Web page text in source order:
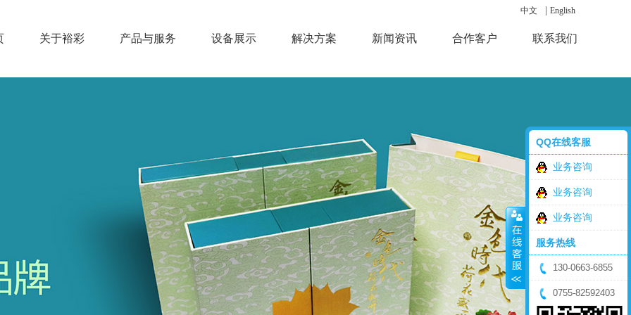
中文 English
关于裕彩 产品与服务 设备展示 解决方案 新闻资讯 合作客户 联系我们
QQ在线客服
业务咨询
业务咨询
业务咨询
服务热线
130-0663-6855
0755-82592403